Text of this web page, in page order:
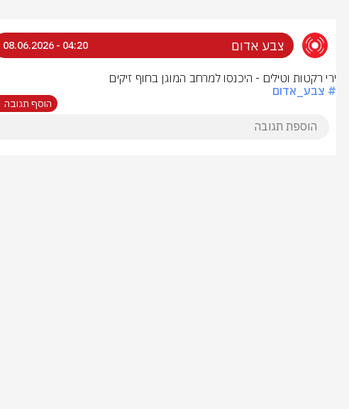
צבע אדום 04:20 - 08.06.2026
ירי רקטות וטילים - היכנסו למרחב המוגן בחוף זיקים
# צבע_אדום
הוסף תגובה